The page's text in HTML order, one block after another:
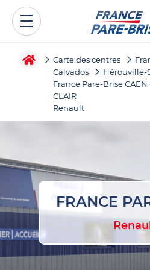
Carte des centres
Calvados
Hérouville-
France Pare-Brise CAEN
CLAIR
Renault
FRANCE